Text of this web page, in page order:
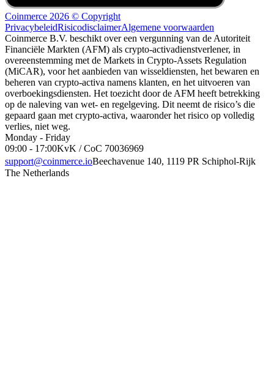
Coinmerce 2026 © Copyright
PrivacybeleidRisicodisclaimerAlgemene voorwaarden
Coinmerce B.V. beschikt over een vergunning van de Autoriteit
Financiële Markten (AFM) als crypto-activadienstverlener, in
overeenstemming met de Markets in Crypto-Assets Regulation
(MiCAR), voor het aanbieden van wisseldiensten, het bewaren en
beheren van crypto-activa namens klanten, en het uitvoeren van
overboekingsdiensten. Het toezicht door de AFM heeft betrekking
op de naleving van wet- en regelgeving. Dit neemt de risico’s die
gepaard gaan met crypto-activa, waaronder het risico op volledig
verlies, niet weg.
Monday - Friday
09:00 - 17:00KvK / CoC 70036969
support@coinmerce.ioBeechavenue 140, 1119 PR Schiphol-Rijk
The Netherlands